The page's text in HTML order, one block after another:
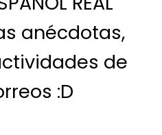
anécdotas,
de
:D